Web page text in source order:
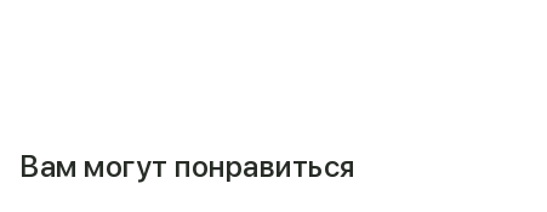
Вам могут понравиться